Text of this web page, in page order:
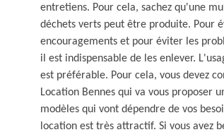
entretiens. Pour cela, sachez qu'une
déchets verts peut être produite. Pour
encouragements et pour éviter les
il est indispensable de les enlever.
est préférable. Pour cela, vous devez
Location Bennes qui va vous proposer
modèles qui vont dépendre de vos
location est très attractif. Si vous avez